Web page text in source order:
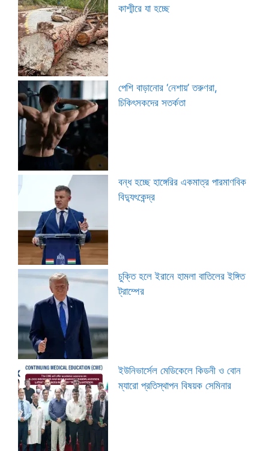
কাশ্মীরে যা হচ্ছে
পেশি বাড়ানোর ‘নেশায়’ তরুণরা,
চিকিৎসকদের সতর্কতা
বন্ধ হচ্ছে হাঙ্গেরির একমাত্র পারমাণবিক
বিদ্যুৎকেন্দ্র
চুক্তি হলে ইরানে হামলা বাতিলের ইঙ্গিত
ট্রাম্পের
ইউনিভার্সেল মেডিকেলে কিডনী ও বোন
ম্যারো প্রতিস্থাপন বিষয়ক সেমিনার